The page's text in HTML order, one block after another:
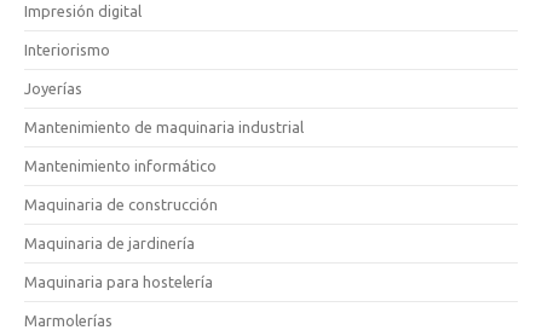
Impresión digital
Interiorismo
Joyerías
Mantenimiento de maquinaria industrial
Mantenimiento informático
Maquinaria de construcción
Maquinaria de jardinería
Maquinaria para hostelería
Marmolerías